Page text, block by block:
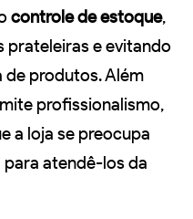
controle de estoque,
prateleiras e evitando
de produtos. Além
profissionalismo,
a loja se preocupa
atendê-los da